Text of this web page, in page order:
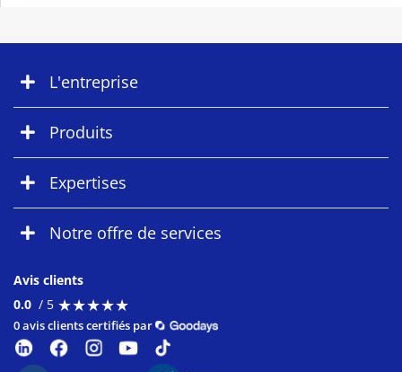
L'entreprise
Produits
Expertises
Notre offre de services
Avis clients
0.0 / 5 ★★★★★
★★★★★
0 avis clients certifiés par